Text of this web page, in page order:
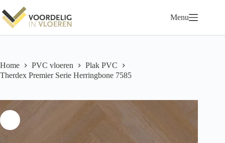
naar
de
inhoud
Menu
Home PVC vloeren
Plak PVC
Therdex Premier Serie Herringbone 7585